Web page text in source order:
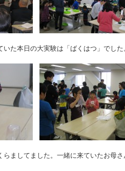
いた本日の大実験は「ばくはつ」でし
ましてました。一緒に来ていたお母